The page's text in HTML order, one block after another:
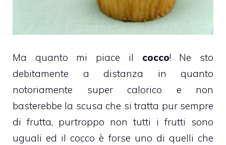
Ma quanto mi piace il cocco! Ne sto
debitamente a distanza in quanto
notoriamente super calorico e non
basterebbe la scusa che si tratta pur sempre
di frutta, purtroppo non tutti i frutti sono
uguali ed il cocco è forse uno di quelli che